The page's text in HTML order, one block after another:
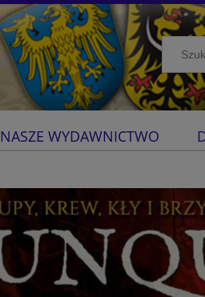
NASZE WYDAWNICTWO